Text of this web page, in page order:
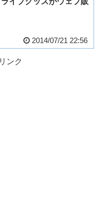
2014/07/21 22:56
ンク